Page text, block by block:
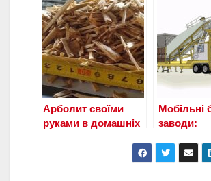
бетону на висоту
Арболит своїми
руками в домашніх
Мобільні
заводи: